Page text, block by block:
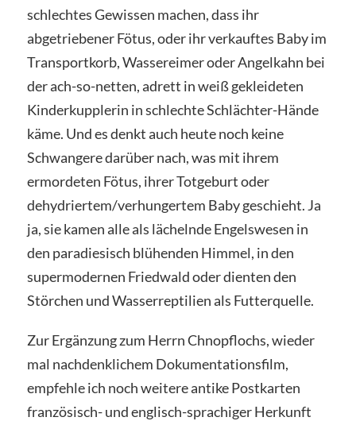
schlechtes Gewissen machen, dass ihr
abgetriebener Fötus, oder ihr verkauftes Baby im
Transportkorb, Wassereimer oder Angelkahn bei
der ach-so-netten, adrett in weiß gekleideten
Kinderkupplerin in schlechte Schlächter-Hände
käme. Und es denkt auch heute noch keine
Schwangere darüber nach, was mit ihrem
ermordeten Fötus, ihrer Totgeburt oder
dehydriertem/verhungertem Baby geschieht. Ja
ja, sie kamen alle als lächelnde Engelswesen in
den paradiesisch blühenden Himmel, in den
supermodernen Friedwald oder dienten den
Störchen und Wasserreptilien als Futterquelle.
Zur Ergänzung zum Herrn Chnopflochs, wieder
mal nachdenklichem Dokumentationsfilm,
empfehle ich noch weitere antike Postkarten
französisch- und englisch-sprachiger Herkunft